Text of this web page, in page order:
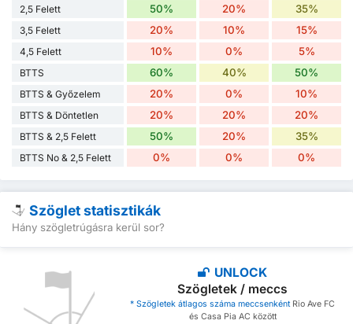
2,5 Felett 50% 20% 35%
3,5 Felett 20% 10% 15%
4,5 Felett 10% 0% 5%
BTTS 60% 40% 50%
BTTS & Győzelem 20% 0% 10%
BTTS & Döntetlen 20% 20% 20%
BTTS & 2,5 Felett 50% 20% 35%
BTTS No & 2,5 Felett 0% 0% 0%
Szöglet statisztikák
Hány szögletrúgásra kerül sor?
UNLOCK
Szögletek / meccs
* Szögletek átlagos száma meccsenkéntRio Ave FC
és Casa Pia AC között